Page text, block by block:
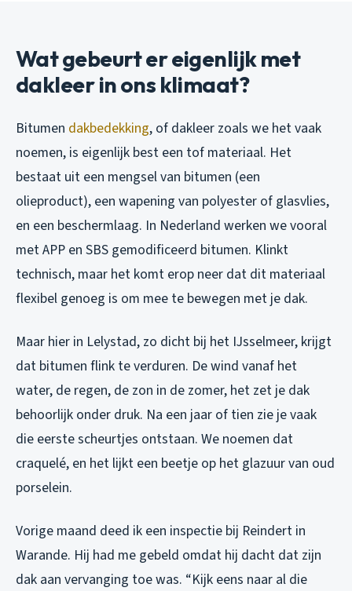
Wat gebeurt er eigenlijk met
dakleer in ons klimaat?
Bitumen dakbedekking, of dakleer zoals we het vaak
noemen, is eigenlijk best een tof materiaal. Het
bestaat uit een mengsel van bitumen (een
olieproduct), een wapening van polyester of glasvlies,
en een beschermlaag. In Nederland werken we vooral
met APP en SBS gemodificeerd bitumen. Klinkt
technisch, maar het komt erop neer dat dit materiaal
flexibel genoeg is om mee te bewegen met je dak.
Maar hier in Lelystad, zo dicht bij het IJsselmeer, krijgt
dat bitumen flink te verduren. De wind vanaf het
water, de regen, de zon in de zomer, het zet je dak
behoorlijk onder druk. Na een jaar of tien zie je vaak
die eerste scheurtjes ontstaan. We noemen dat
craquelé, en het lijkt een beetje op het glazuur van oud
porselein.
Vorige maand deed ik een inspectie bij Reindert in
Warande. Hij had me gebeld omdat hij dacht dat zijn
dak aan vervanging toe was. “Kijk eens naar al die